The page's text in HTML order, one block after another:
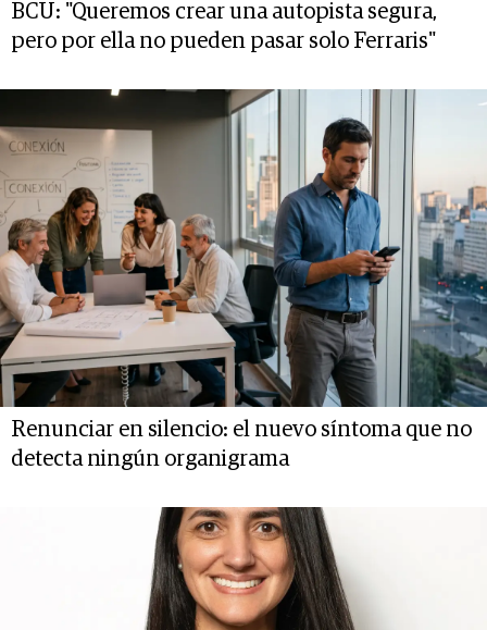
BCU: "Queremos crear una autopista segura,
pero por ella no pueden pasar solo Ferraris"
Renunciar en silencio: el nuevo síntoma que no
detecta ningún organigrama